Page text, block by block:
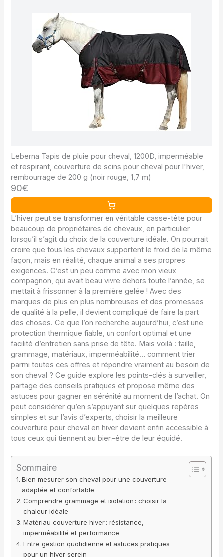
Leberna Tapis de pluie pour cheval, 1200D, imperméable
et respirant, couverture de soins pour cheval pour l'hiver,
rembourrage de 200 g (noir rouge, 1,7 m)
90€
L’hiver peut se transformer en véritable casse-tête pour
beaucoup de propriétaires de chevaux, en particulier
lorsqu’il s’agit du choix de la couverture idéale. On pourrait
croire que tous les chevaux supportent le froid de la même
façon, mais en réalité, chaque animal a ses propres
exigences. C’est un peu comme avec mon vieux
compagnon, qui avait beau vivre dehors toute l’année, se
mettait à frissonner à la première gelée ! Avec des
marques de plus en plus nombreuses et des promesses
de qualité à la pelle, il devient compliqué de faire la part
des choses. Ce que l’on recherche aujourd’hui, c’est une
protection thermique fiable, un confort optimal et une
facilité d’entretien sans prise de tête. Mais voilà : taille,
grammage, matériaux, imperméabilité… comment trier
parmi toutes ces offres et répondre vraiment au besoin de
son cheval ? Ce guide explore les points-clés à surveiller,
partage des conseils pratiques et propose même des
astuces pour gagner en sérénité au moment de l’achat. On
peut considérer qu’en s’appuyant sur quelques repères
simples et sur l’avis d’experts, choisir la meilleure
couverture pour cheval en hiver devient enfin accessible à
tous ceux qui tiennent au bien-être de leur équidé.
Sommaire
Bien mesurer son cheval pour une couverture
adaptée et confortable
Comprendre grammage et isolation : choisir la
chaleur idéale
Matériau couverture hiver : résistance,
imperméabilité et performance
Entre gestion quotidienne et astuces pratiques
pour un hiver serein